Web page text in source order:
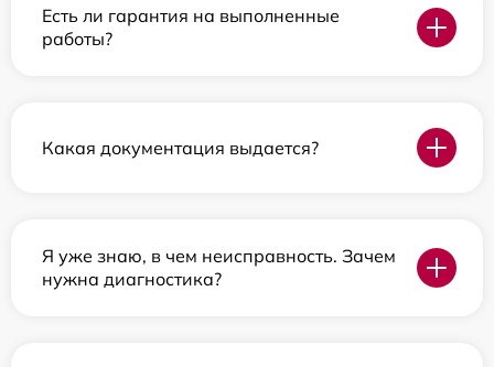
Есть ли гарантия на выполненные
работы?
Какая документация выдается?
Я уже знаю, в чем неисправность. Зачем
нужна диагностика?